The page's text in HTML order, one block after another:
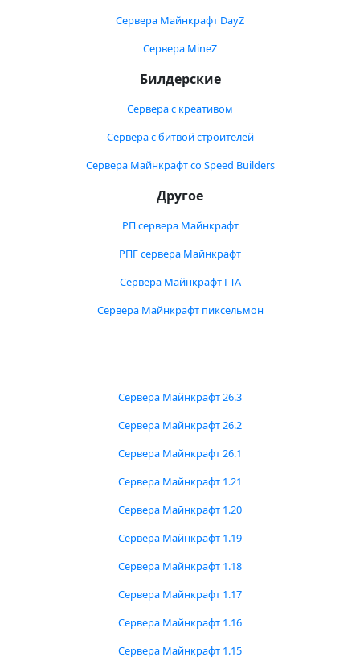
Сервера Майнкрафт DayZ
Сервера MineZ
Билдерские
Сервера с креативом
Сервера с битвой строителей
Сервера Майнкрафт со Speed Builders
Другое
РП сервера Майнкрафт
РПГ сервера Майнкрафт
Сервера Майнкрафт ГТА
Сервера Майнкрафт пиксельмон
Сервера Майнкрафт 26.3
Сервера Майнкрафт 26.2
Сервера Майнкрафт 26.1
Сервера Майнкрафт 1.21
Сервера Майнкрафт 1.20
Сервера Майнкрафт 1.19
Сервера Майнкрафт 1.18
Сервера Майнкрафт 1.17
Сервера Майнкрафт 1.16
Сервера Майнкрафт 1.15